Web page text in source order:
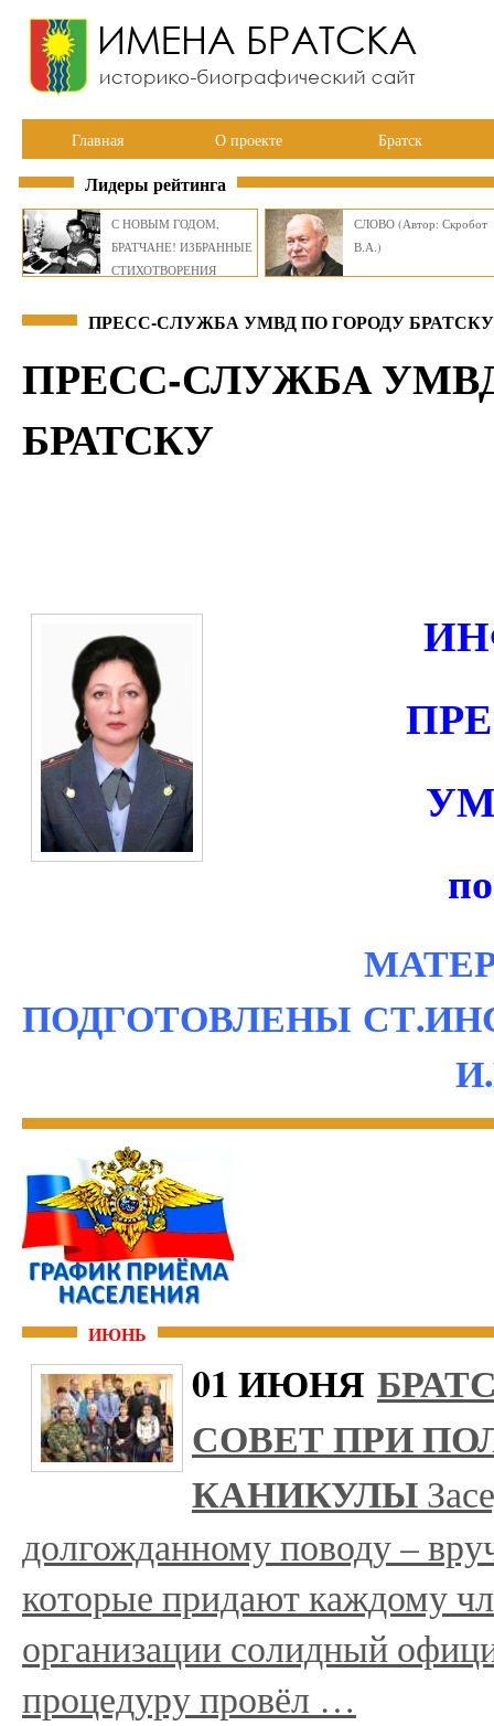
Главная О проекте Братск
Лидеры рейтинга
С НОВЫМ ГОДОМ,
БРАТЧАНЕ! ИЗБРАННЫЕ
СТИХОТВОРЕНИЯ
СЛОВО (Автор: Скробот
В.А.)
ПРЕСС-СЛУЖБА УМВД ПО ГОРОДУ
ПРЕСС-СЛУЖБА
БРАТСКУ
ПОДГОТОВЛЕНЫ
ИЮНЬ
01 ИЮНЯ
СОВЕТ ПРИ
КАНИКУЛЫ
долгожданному поводу –
которые придают каждому
организации солидный
процедуру провёл …